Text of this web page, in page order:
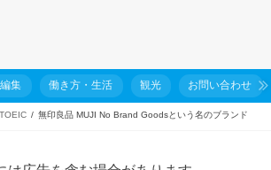
集 働き方・生活 観光 お問い合わせ
無印良品 MUJI No Brand Goodsという名のブランド